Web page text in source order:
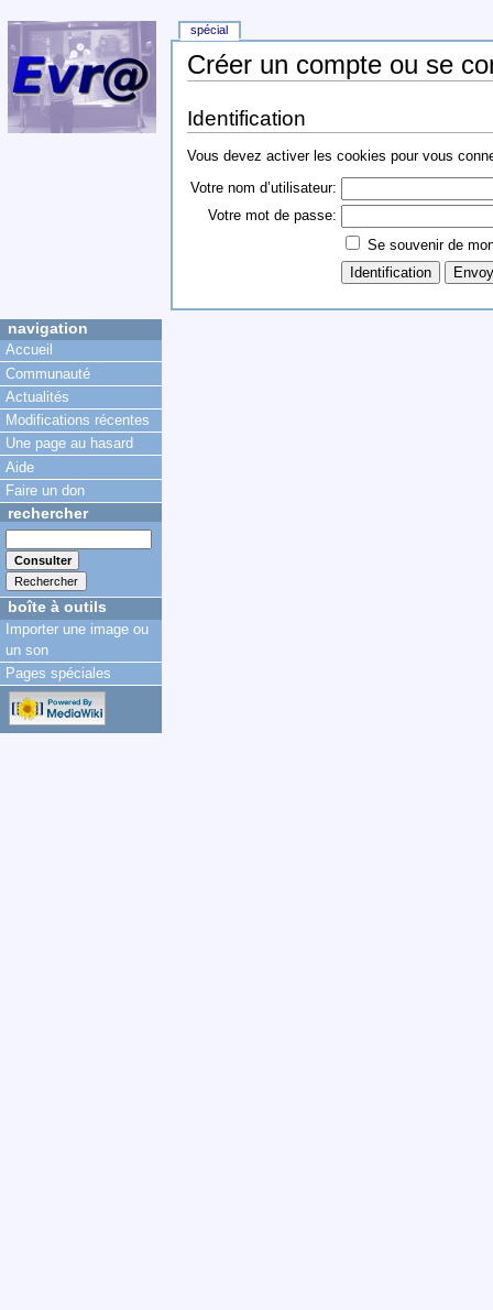
Créer un compte ou se
Identification
Vous devez activer les cookies pour vous
Votre nom d’utilisateur:
Votre mot de passe:
Se souvenir de
spécial
navigation
Accueil
Communauté
Actualités
Modifications récentes
Une page au hasard
Aide
Faire un don
rechercher
boîte à outils
Importer une image ou
un son
Pages spéciales